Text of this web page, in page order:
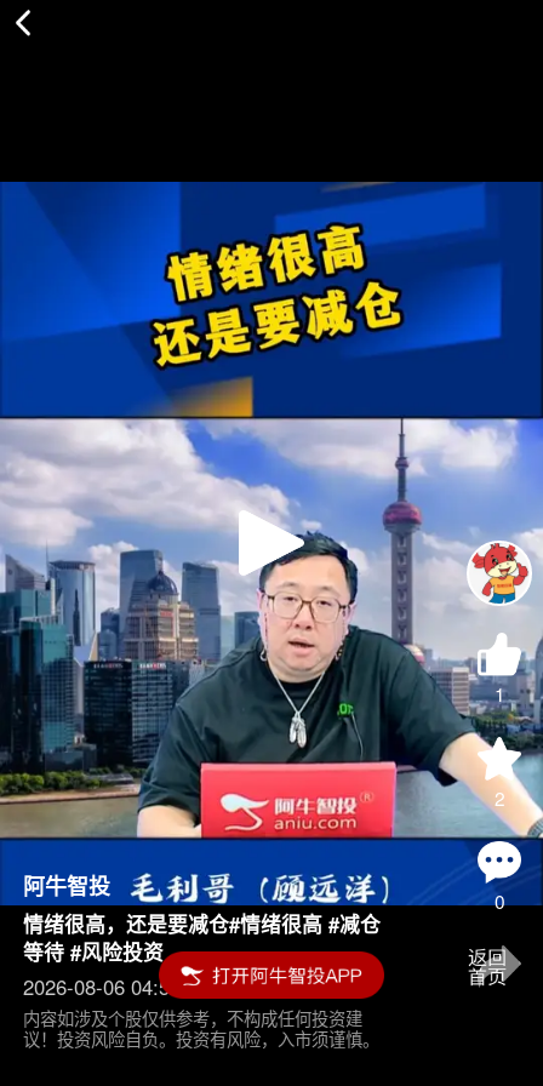
Play
Video
1
2
0
阿牛智投
情绪很高，还是要减仓#情绪很高 #减仓
等待 #风险投资
2026-08-06 04:55
内容如涉及个股仅供参考，不构成任何投资建
议！投资风险自负。投资有风险，入市须谨慎。